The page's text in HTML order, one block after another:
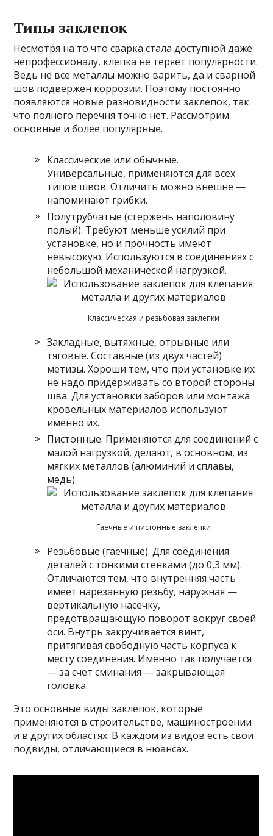
Типы заклепок
Несмотря на то что сварка стала доступной даже
непрофессионалу, клепка не теряет популярности.
Ведь не все металлы можно варить, да и сварной
шов подвержен коррозии. Поэтому постоянно
появляются новые разновидности заклепок, так
что полного перечня точно нет. Рассмотрим
основные и более популярные.
Классические или обычные.
Универсальные, применяются для всех
типов швов. Отличить можно внешне —
напоминают грибки.
Полутрубчатые (стержень наполовину
полый). Требуют меньше усилий при
установке, но и прочность имеют
невысокую. Используются в соединениях с
небольшой механической нагрузкой.
Классическая и резьбовая заклепки
Закладные, вытяжные, отрывные или
тяговые. Составные (из двух частей)
метизы. Хороши тем, что при установке их
не надо придерживать со второй стороны
шва. Для установки заборов или монтажа
кровельных материалов используют
именно их.
Пистонные. Применяются для соединений с
малой нагрузкой, делают, в основном, из
мягких металлов (алюминий и сплавы,
медь).
Гаечные и пистонные заклепки
Резьбовые (гаечные). Для соединения
деталей с тонкими стенками (до 0,3 мм).
Отличаются тем, что внутренняя часть
имеет нарезанную резьбу, наружная —
вертикальную насечку,
предотвращающую поворот вокруг своей
оси. Внутрь закручивается винт,
притягивая свободную часть корпуса к
месту соединения. Именно так получается
— за счет сминания — закрывающая
головка.
Это основные виды заклепок, которые
применяются в строительстве, машиностроении
и в других областях. В каждом из видов есть свои
подвиды, отличающиеся в нюансах.